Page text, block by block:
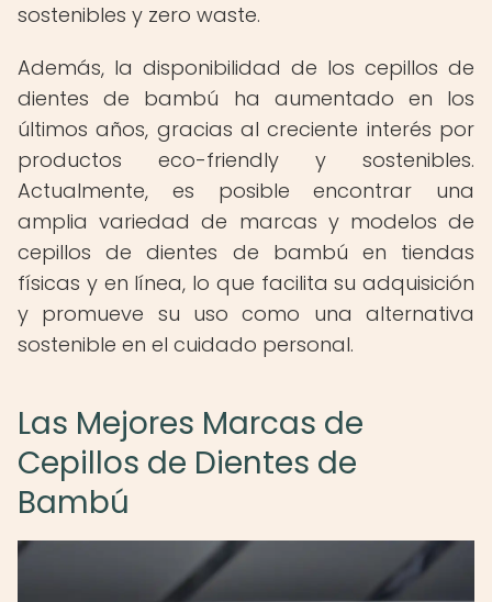
sostenibles y zero waste.
Además, la disponibilidad de los cepillos de
dientes de bambú ha aumentado en los
últimos años, gracias al creciente interés por
productos eco-friendly y sostenibles.
Actualmente, es posible encontrar una
amplia variedad de marcas y modelos de
cepillos de dientes de bambú en tiendas
físicas y en línea, lo que facilita su adquisición
y promueve su uso como una alternativa
sostenible en el cuidado personal.
Las Mejores Marcas de
Cepillos de Dientes de
Bambú